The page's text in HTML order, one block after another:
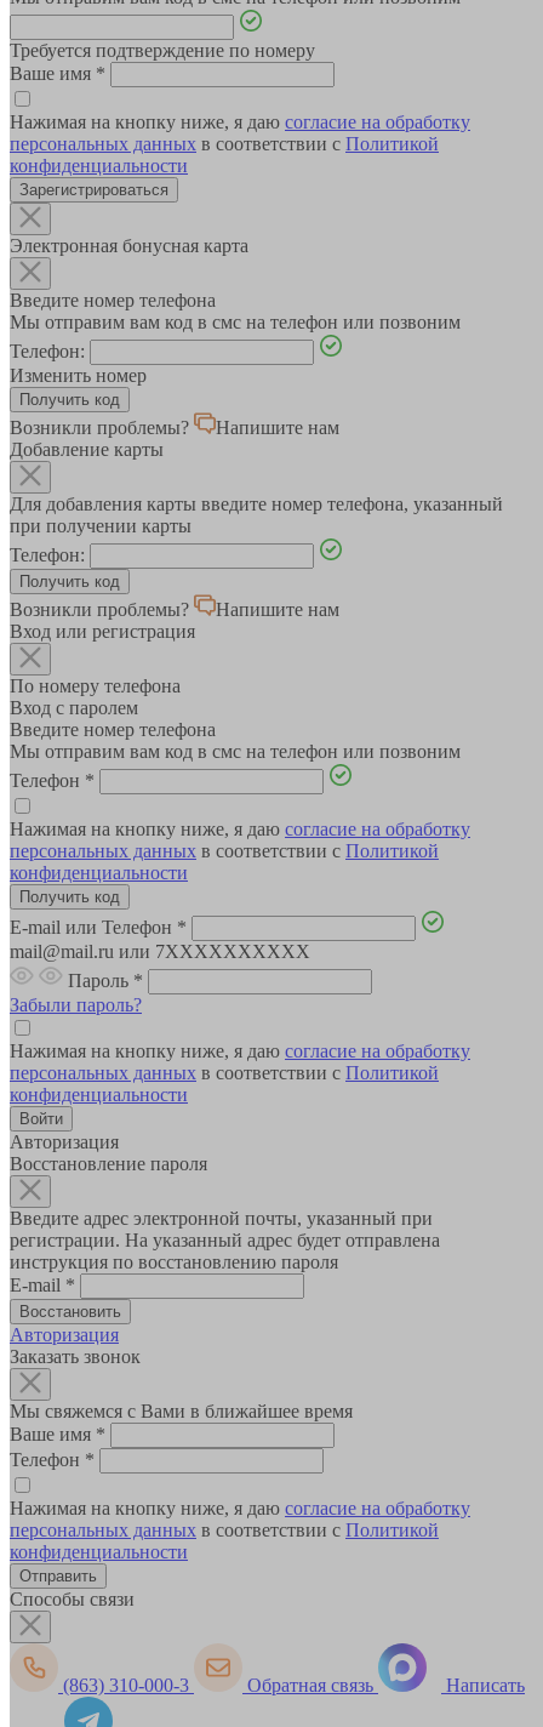
Требуется подтверждение по номеру
Ваше имя *
Нажимая на кнопку ниже, я даю согласие на обработку
персональных данных в соответствии с Политикой
конфиденциальности
Зарегистрироваться
Электронная бонусная карта
Введите номер телефона
Мы отправим вам код в смс на телефон или позвоним
Телефон:
Изменить номер
Возникли проблемы?
Напишите нам
Добавление карты
Для добавления карты введите номер телефона, указанный
при получении карты
Телефон:
Возникли проблемы?
Напишите нам
Вход или регистрация
По номеру телефона
Вход с паролем
Введите номер телефона
Мы отправим вам код в смс на телефон или позвоним
Телефон *
Нажимая на кнопку ниже, я даю согласие на обработку
персональных данных в соответствии с Политикой
конфиденциальности
E-mail или Телефон *
mail@mail.ru или 7XXXXXXXXXX
Пароль *
Забыли пароль?
Нажимая на кнопку ниже, я даю согласие на обработку
персональных данных в соответствии с Политикой
конфиденциальности
Авторизация
Восстановление пароля
Введите адрес электронной почты, указанный при
регистрации. На указанный адрес будет отправлена
инструкция по восстановлению пароля
E-mail *
Авторизация
Заказать звонок
Мы свяжемся с Вами в ближайшее время
Ваше имя *
Телефон *
Нажимая на кнопку ниже, я даю согласие на обработку
персональных данных в соответствии с Политикой
конфиденциальности
Способы связи
(863) 310-000-3 Обратная связь Написать